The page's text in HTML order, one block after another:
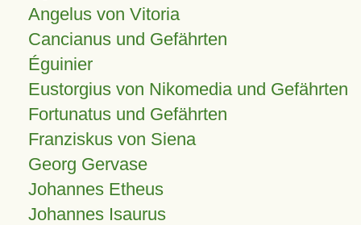
Angelus von Vitoria
Cancianus und Gefährten
Éguinier
Eustorgius von Nikomedia und Gefährten
Fortunatus und Gefährten
Franziskus von Siena
Georg Gervase
Johannes Etheus
Johannes Isaurus